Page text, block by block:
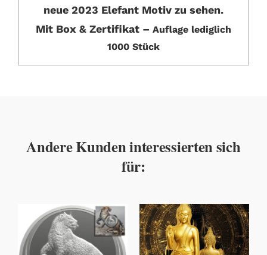
neue 2023 Elefant Motiv zu sehen.
Mit Box & Zertifikat – Auflage lediglich
1000 Stück
Andere Kunden interessierten sich
für: